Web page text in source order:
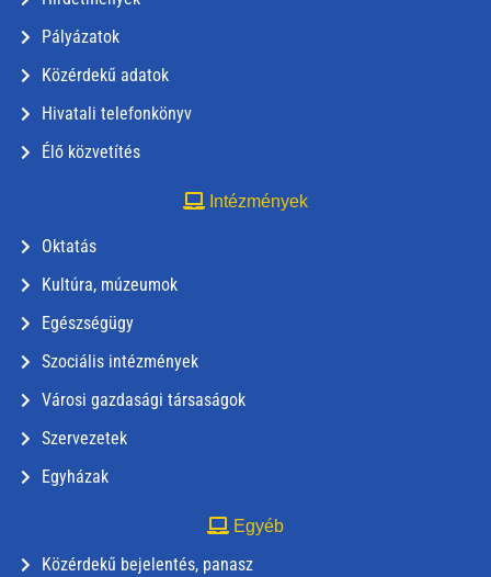
Pályázatok
Közérdekű adatok
Hivatali telefonkönyv
Élő közvetítés
Intézmények
Oktatás
Kultúra, múzeumok
Egészségügy
Szociális intézmények
Városi gazdasági társaságok
Szervezetek
Egyházak
Egyéb
Közérdekű bejelentés, panasz